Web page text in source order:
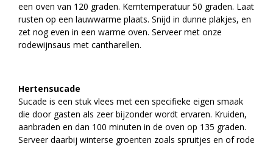
een oven van 120 graden. Kerntemperatuur 50 graden. Laat
rusten op een lauwwarme plaats. Snijd in dunne plakjes, en
zet nog even in een warme oven. Serveer met onze
rodewijnsaus met cantharellen.
Hertensucade
Sucade is een stuk vlees met een specifieke eigen smaak
die door gasten als zeer bijzonder wordt ervaren. Kruiden,
aanbraden en dan 100 minuten in de oven op 135 graden.
Serveer daarbij winterse groenten zoals spruitjes en of rode